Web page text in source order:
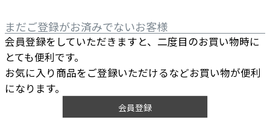
まだご登録がお済みでないお客様
会員登録をしていただきますと、二度目のお買い物時に
とても便利です。
お気に入り商品をご登録いただけるなどお買い物が便利
になります。
会員登録